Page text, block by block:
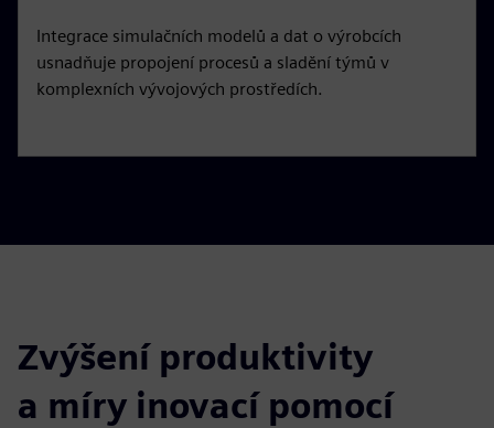
Integrace simulačních modelů a dat o výrobcích
usnadňuje propojení procesů a sladění týmů v
komplexních vývojových prostředích.
Zvýšení produktivity
a míry inovací pomocí